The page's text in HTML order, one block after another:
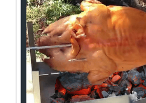
交通指南
訂金支付指南
FACEBOOK
線上訂位